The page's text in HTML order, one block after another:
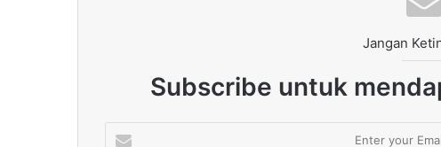
Jangan
Subscribe untuk